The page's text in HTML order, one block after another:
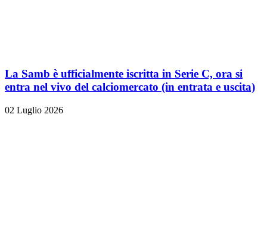
La Samb è ufficialmente iscritta in Serie C, ora si
entra nel vivo del calciomercato (in entrata e uscita)
02 Luglio 2026